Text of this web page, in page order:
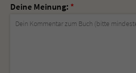
Deine Meinung: *